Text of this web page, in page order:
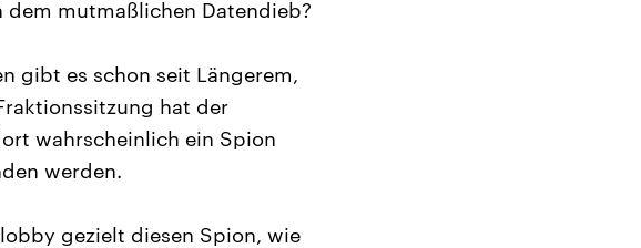
dem mutmaßlichen Datendieb?
gibt es schon seit Längerem,
hat der
wahrscheinlich ein Spion
werden.
gezielt diesen Spion, wie